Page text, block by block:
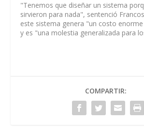
"Tenemos que diseñar un sistema
sirvieron para nada", sentenció
este sistema genera "un costo
y es "una molestia generalizada para
COMPARTIR: